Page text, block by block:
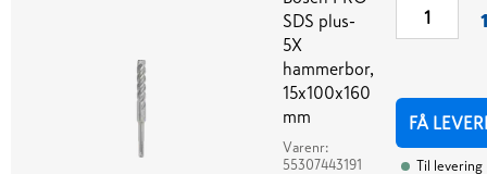
SDS plus-
5X
hammerbor,
15x100x160
mm
Varenr:
55307443191
FÅ
Til levering